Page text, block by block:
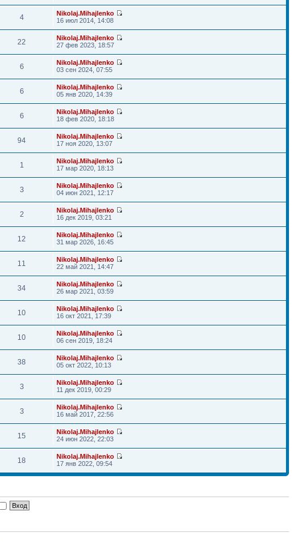
4
Nikolaj.Mihajlenko
16 июл 2014, 14:08
22
Nikolaj.Mihajlenko
27 фев 2023, 18:57
6
Nikolaj.Mihajlenko
03 сен 2024, 07:55
6
Nikolaj.Mihajlenko
05 янв 2020, 14:39
6
Nikolaj.Mihajlenko
18 фев 2020, 18:18
94
Nikolaj.Mihajlenko
17 ноя 2020, 13:07
1
Nikolaj.Mihajlenko
17 мар 2020, 18:13
3
Nikolaj.Mihajlenko
04 июн 2021, 12:17
2
Nikolaj.Mihajlenko
16 дек 2019, 03:21
12
Nikolaj.Mihajlenko
31 мар 2026, 16:45
11
Nikolaj.Mihajlenko
22 май 2021, 14:47
34
Nikolaj.Mihajlenko
26 мар 2021, 03:59
10
Nikolaj.Mihajlenko
16 окт 2021, 17:39
10
Nikolaj.Mihajlenko
06 сен 2019, 18:24
38
Nikolaj.Mihajlenko
05 окт 2022, 10:13
3
Nikolaj.Mihajlenko
11 дек 2019, 00:29
3
Nikolaj.Mihajlenko
16 май 2017, 22:56
15
Nikolaj.Mihajlenko
24 июн 2022, 22:03
18
Nikolaj.Mihajlenko
17 янв 2022, 09:54